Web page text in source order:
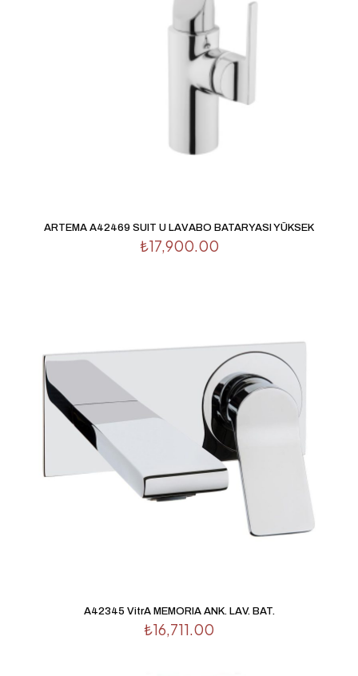
Daha sonraki yorumlarımda kullanılması için adım, e-
posta adresim ve site adresim bu tarayıcıya kaydedilsin.
ARTEMA A42469 SUIT U LAVABO BATARYASI YÜKSEK
₺17,900.00
A42345 VitrA MEMORIA ANK. LAV. BAT.
₺16,711.00